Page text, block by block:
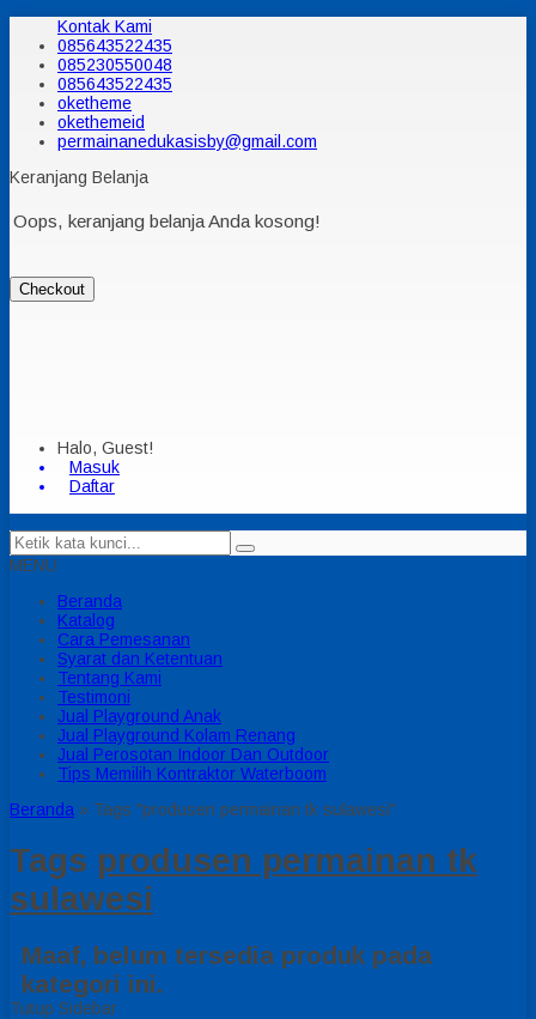
Kontak Kami
085643522435
085230550048
085643522435
oketheme
okethemeid
permainanedukasisby@gmail.com
Keranjang Belanja
Oops, keranjang belanja Anda kosong!
Checkout
Halo, Guest!
Masuk
Daftar
MENU
Beranda
Katalog
Cara Pemesanan
Syarat dan Ketentuan
Tentang Kami
Testimoni
Jual Playground Anak
Jual Playground Kolam Renang
Jual Perosotan Indoor Dan Outdoor
Tips Memilih Kontraktor Waterboom
Beranda » Tags "produsen permainan tk sulawesi"
Tags produsen permainan tk
sulawesi
Maaf, belum tersedia produk pada
kategori ini.
Tutup Sidebar